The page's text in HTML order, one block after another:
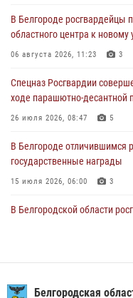
Днем физкультурника
08 августа 2026, 14:32
Народной Республики
07 августа 2026, 16:37
В Белгороде росгвардейцы
областного центра к новому
06 августа 2026, 11:23 3
Спецназ Росгвардии
ходе парашютно-десантной
26 июля 2026, 08:47 5
В Белгороде отличившимся
государственные награды
15 июля 2026, 06:00 3
В Белгородской области
подготовкеБелгородская